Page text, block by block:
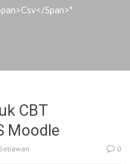
span>"
CBT
Moodle
0